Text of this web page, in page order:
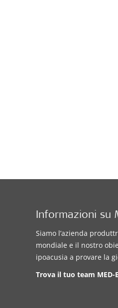
Informazioni su
Siamo l’azienda
mondiale e il nostro
ipoacusia a provare la
Trova il tuo team MED-